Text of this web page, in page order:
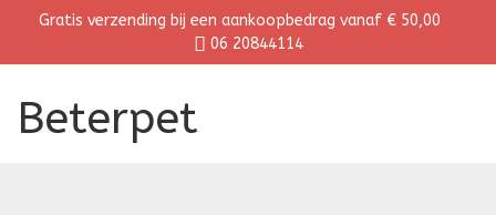
Gratis verzending bij een aankoopbedrag vanaf € 50,00
06 20844114
Beterpet